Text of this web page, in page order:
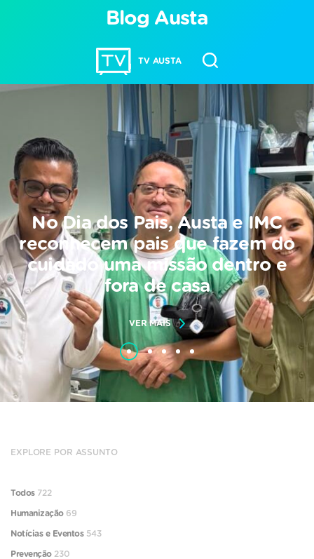
TV AUSTA
Blog Austa
No Dia dos Pais, Austa e IMC
reconhecem pais que fazem do
cuidado uma missão dentro e
fora de casa
VER MAIS
EXPLORE POR ASSUNTO
Todos 722
Humanização 69
Notícias e Eventos 543
Prevenção 230